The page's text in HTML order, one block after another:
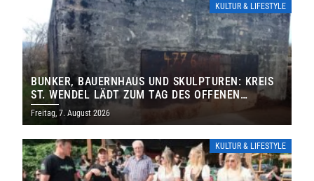
KULTUR & LIFESTYLE
BUNKER, BAUERNHAUS UND SKULPTUREN: KREIS
ST. WENDEL LÄDT ZUM TAG DES OFFENEN
DENKMALS EIN
Freitag, 7. August 2026
KULTUR & LIFESTYLE